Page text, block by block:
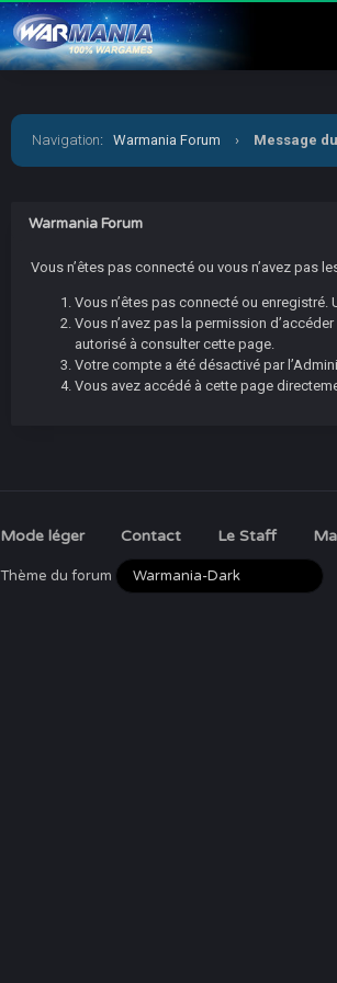
Navigation: Warmania Forum › Message
Warmania Forum
Vous n’êtes pas connecté ou vous n’avez pas
Vous n’êtes pas connecté ou
Vous n’avez pas la permission
autorisé à consulter cette page.
Votre compte a été désactivé par
Vous avez accédé à cette page
Mode léger Contact Le Staff
Thème du forum